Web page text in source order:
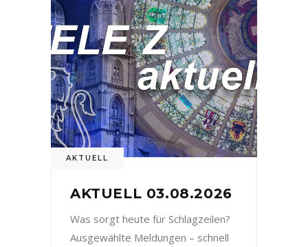
AKTUELL
AKTUELL 03.08.2026
Was sorgt heute für Schlagzeilen?
Ausgewählte Meldungen – schnell